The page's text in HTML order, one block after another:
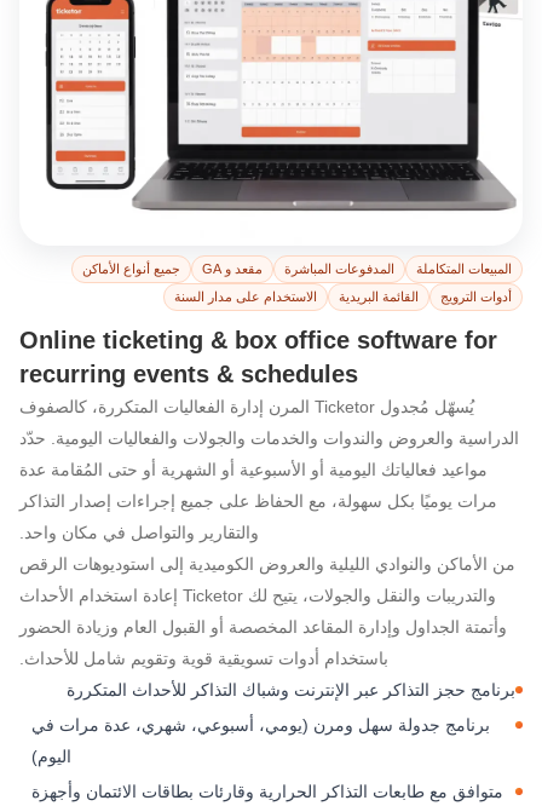
برنامج حجز تذاكر
المبيعات المتكاملة المدفوعات المباشرة مقعد و GA
جميع أنواع الأماكن
أدوات الترويج
القائمة البريدية الاستخدام على مدار السنة
Online ticketing & box office software for
recurring events & schedules
يُسهّل مُجدول Ticketor المرن إدارة الفعاليات المتكررة، كالصفوف
الدراسية والعروض والندوات والخدمات والجولات والفعاليات اليومية. حدّد
مواعيد فعالياتك اليومية أو الأسبوعية أو الشهرية أو حتى المُقامة عدة
مرات يوميًا بكل سهولة، مع الحفاظ على جميع إجراءات إصدار التذاكر
والتقارير والتواصل في مكان واحد.
من الأماكن والنوادي الليلية والعروض الكوميدية إلى استوديوهات الرقص
والتدريبات والنقل والجولات، يتيح لك Ticketor إعادة استخدام الأحداث
وأتمتة الجداول وإدارة المقاعد المخصصة أو القبول العام وزيادة الحضور
باستخدام أدوات تسويقية قوية وتقويم شامل للأحداث.
برنامج حجز التذاكر عبر الإنترنت وشباك التذاكر للأحداث المتكررة
برنامج جدولة سهل ومرن (يومي، أسبوعي، شهري، عدة مرات في
اليوم)
متوافق مع طابعات التذاكر الحرارية وقارئات بطاقات الائتمان وأجهزة